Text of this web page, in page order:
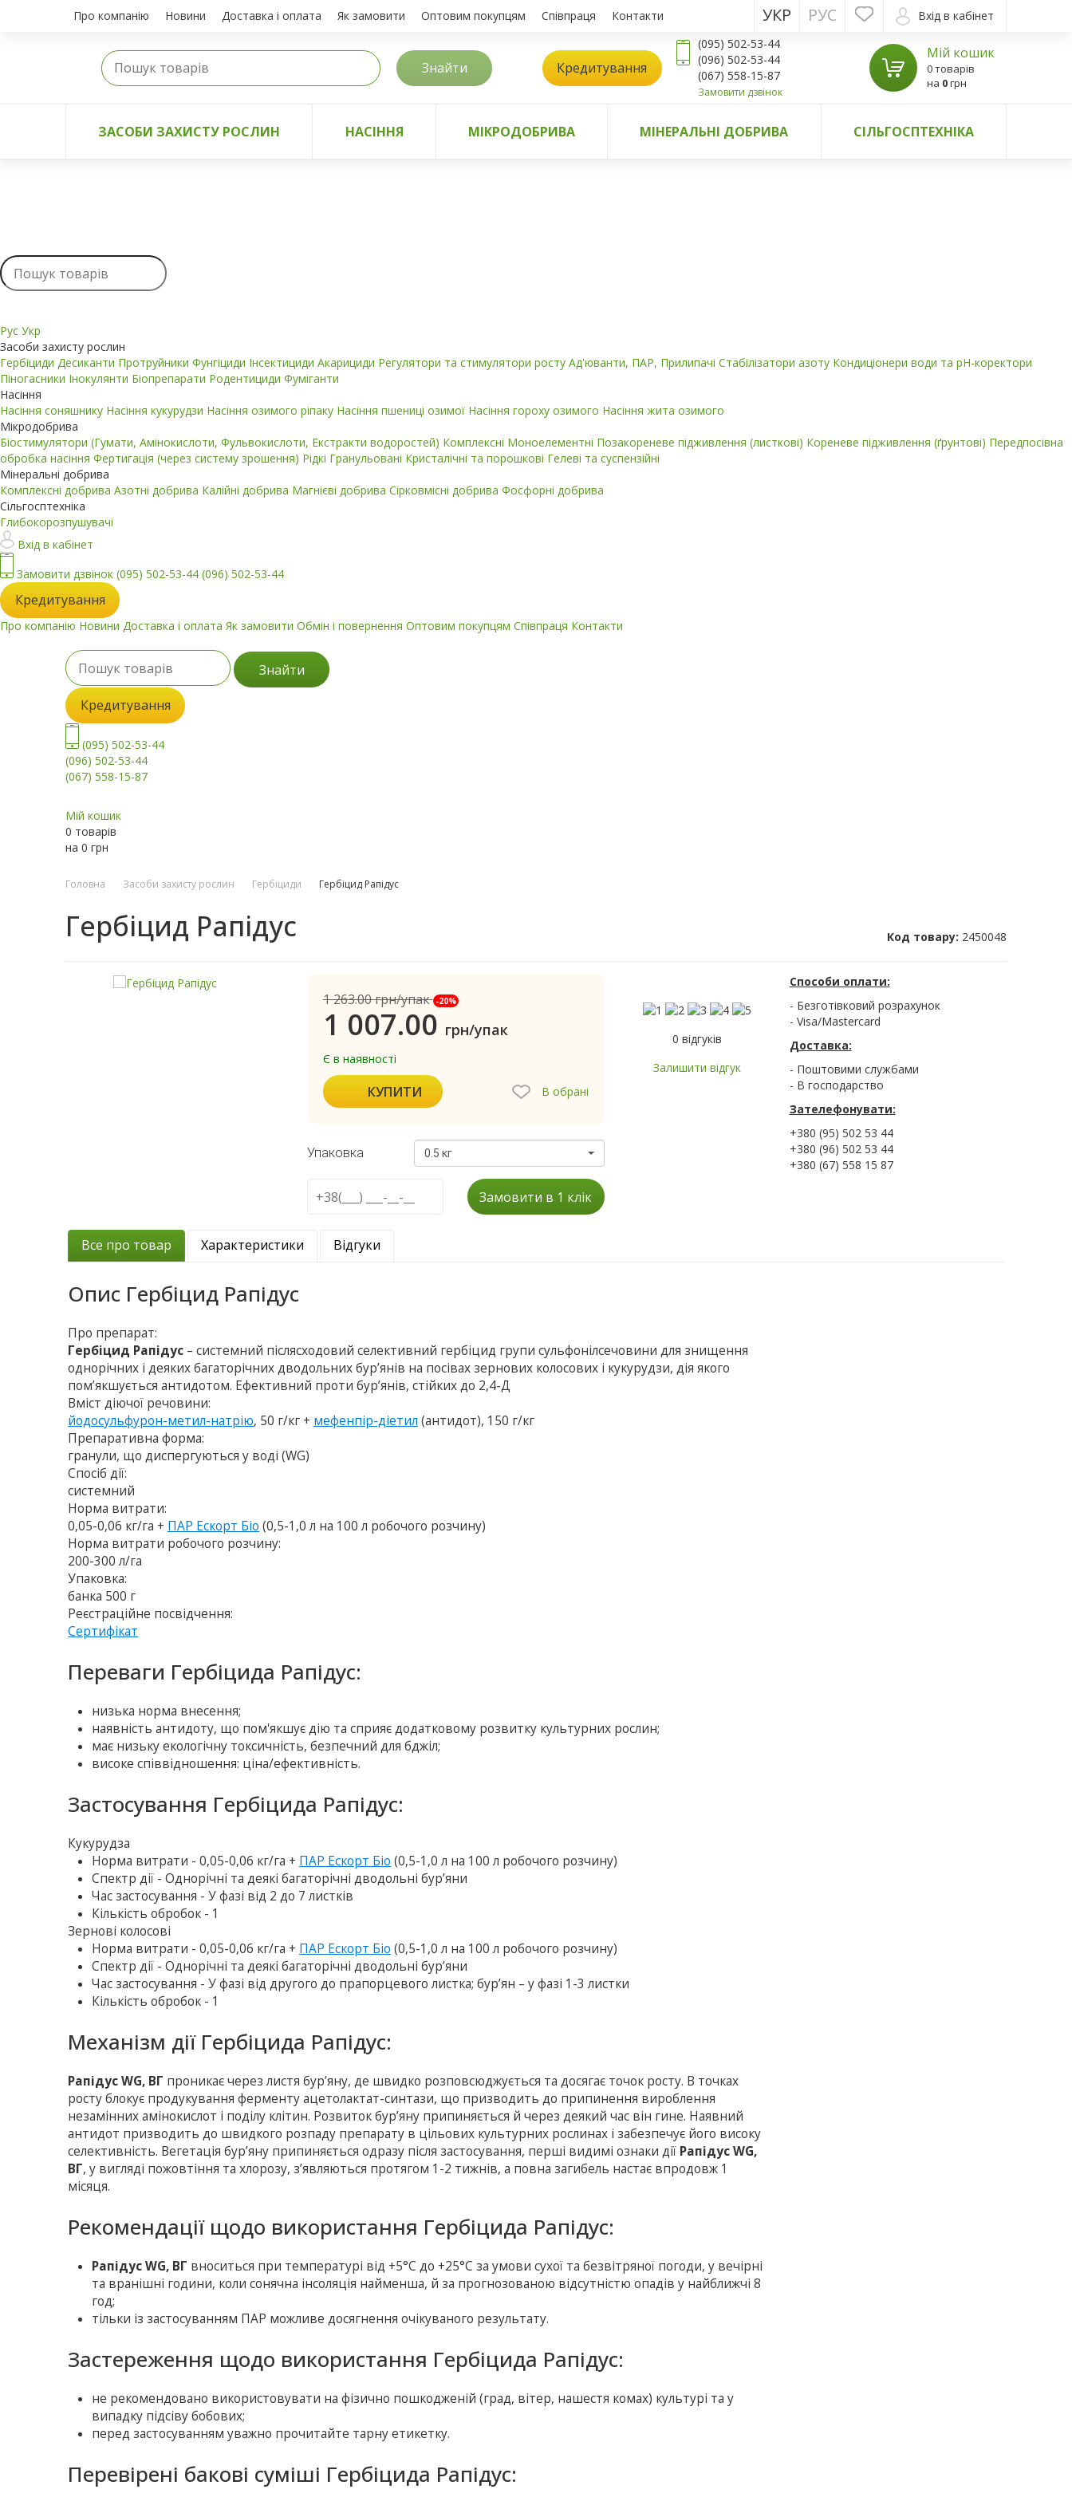
Про компанію Новини Доставка і оплата Як замовити Оптовим покупцям Співпраця Контакти Вхід в кабінет
РУС
УКР
Знайти Кредитування
(095) 502-53-44
(096) 502-53-44
(067) 558-15-87
Замовити дзвінок
Мій кошик
0 товарів
на 0грн
ЗАСОБИ ЗАХИСТУ РОСЛИН НАСІННЯ МІКРОДОБРИВА МІНЕРАЛЬНІ ДОБРИВА СІЛЬГОСПТЕХНІКА
Рус Укр
Засоби захисту рослин
Гербіциди Десиканти Протруйники Фунгіциди Інсектициди Акарициди Регулятори та стимулятори росту Ад'юванти, ПАР, Прилипачі Стабілізатори азоту Кондиціонери води та pH-коректори
Піногасники Інокулянти Біопрепарати Родентициди Фуміганти
Насіння
Насіння соняшнику Насіння кукурудзи Насіння озимого ріпаку Насіння пшениці озимої Насіння гороху озимого Насіння жита озимого
Мікродобрива
Біостимулятори (Гумати, Амінокислоти, Фульвокислоти, Екстракти водоростей) Комплексні Моноелементні Позакореневе підживлення (листкові) Кореневе підживлення (ґрунтові) Передпосівна
обробка насіння Фертигація (через систему зрошення) Рідкі Гранульовані Кристалічні та порошкові Гелеві та суспензійні
Мінеральні добрива
Комплексні добрива Азотні добрива Калійні добрива Магнієві добрива Сірковмісні добрива Фосфорні добрива
Сільгосптехніка
Глибокорозпушувачі
Вхід в кабінет
Замовити дзвінок (095) 502-53-44 (096) 502-53-44
Кредитування
Про компанію Новини Доставка і оплата Як замовити Обмін і повернення Оптовим покупцям Співпраця Контакти
Знайти
Кредитування
(095) 502-53-44
(096) 502-53-44
(067) 558-15-87
Мій кошик
0 товарів
на 0 грн
Головна Засоби захисту рослин Гербіциди Гербіцид Рапідус
Гербіцид Рапідус Код товару: 2450048
1 263.00грн/упак -20%
1 007.00 грн/упак
Є в наявності
КУПИТИ В обрані
Упаковка 0.5 кг
0 відгуків
Залишити відгук
Замовити в 1 клік
Способи оплати:
- Безготівковий розрахунок
- Visa/Mastercard
Доставка:
- Поштовими службами
- В господарство
Зателефонувати:
+380 (95) 502 53 44
+380 (96) 502 53 44
+380 (67) 558 15 87
Все про товар Характеристики Відгуки
Опис Гербіцид Рапідус
Про препарат:
Гербіцид Рапідус – системний післясходовий селективний гербіцид групи сульфонілсечовини для знищення
однорічних і деяких багаторічних дводольних бур’янів на посівах зернових колосових і кукурудзи, дія якого
пом’якшується антидотом. Ефективний проти бур’янів, стійких до 2,4-Д
Вміст діючої речовини:
йодосульфурон-метил-натрію, 50 г/кг + мефенпір-діетил (антидот), 150 г/кг
Препаративна форма:
гранули, що диспергуються у воді (WG)
Спосіб дії:
системний
Норма витрати:
0,05-0,06 кг/га + ПАР Ескорт Біо (0,5-1,0 л на 100 л робочого розчину)
Норма витрати робочого розчину:
200-300 л/га
Упаковка:
банка 500 г
Реєстраційне посвідчення:
Сертифікат
Переваги Гербіцида Рапідус:
низька норма внесення;
наявність антидоту, що пом'якшує дію та сприяє додатковому розвитку культурних рослин;
має низьку екологічну токсичність, безпечний для бджіл;
високе співвідношення: ціна/ефективність.
Застосування Гербіцида Рапідус:
Кукурудза
Норма витрати - 0,05-0,06 кг/га + ПАР Ескорт Біо (0,5-1,0 л на 100 л робочого розчину)
Спектр дії - Однорічні та деякі багаторічні дводольні бур’яни
Час застосування - У фазі від 2 до 7 листків
Кількість обробок - 1
Зернові колосові
Норма витрати - 0,05-0,06 кг/га + ПАР Ескорт Біо (0,5-1,0 л на 100 л робочого розчину)
Спектр дії - Однорічні та деякі багаторічні дводольні бур’яни
Час застосування - У фазі від другого до прапорцевого листка; бур’ян – у фазі 1-3 листки
Кількість обробок - 1
Механізм дії Гербіцида Рапідус:
Рапідус WG, ВГ проникає через листя бур’яну, де швидко розповсюджується та досягає точок росту. В точках
росту блокує продукування ферменту ацетолактат-синтази, що призводить до припинення вироблення
незамінних амінокислот і поділу клітин. Розвиток бур’яну припиняється й через деякий час він гине. Наявний
антидот призводить до швидкого розпаду препарату в цільових культурних рослинах і забезпечує його високу
селективність. Вегетація бур’яну припиняється одразу після застосування, перші видимі ознаки дії Рапідус WG,
ВГ, у вигляді пожовтіння та хлорозу, з’являються протягом 1-2 тижнів, а повна загибель настає впродовж 1
місяця.
Рекомендації щодо використання Гербіцида Рапідус:
Рапідус WG, ВГ вноситься при температурі від +5°С до +25°С за умови сухої та безвітряної погоди, у вечірні
та вранішні години, коли сонячна інсоляція найменша, й за прогнозованою відсутністю опадів у найближчі 8
год;
тільки із застосуванням ПАР можливе досягнення очікуваного результату.
Застереження щодо використання Гербіцида Рапідус:
не рекомендовано використовувати на фізично пошкодженій (град, вітер, нашестя комах) культурі та у
випадку підсіву бобових;
перед застосуванням уважно прочитайте тарну етикетку.
Перевірені бакові суміші Гербіцида Рапідус: